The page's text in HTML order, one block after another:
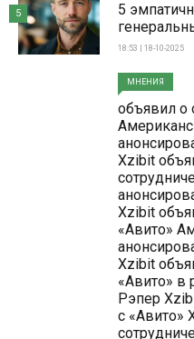
5
18:53 | 18-10-2025
5
МНЕНИЯ
объявил о
Xzibit
Xzibit
«Авито»
Xzibit
«Авито» в
Рэпер
с «Авито»